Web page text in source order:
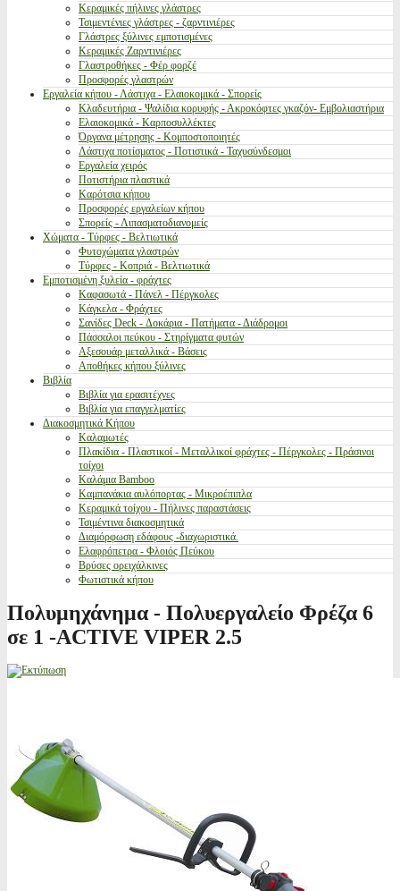
Κεραμικές πήλινες γλάστρες
Τσιμεντένιες γλάστρες - ζαρντινιέρες
Γλάστρες ξύλινες εμποτισμένες
Κεραμικές Ζαρντινιέρες
Γλαστροθήκες - Φέρ φορζέ
Προσφορές γλαστρών
Εργαλεία κήπου - Λάστιχα - Ελαιοκομικά - Σπορείς
Κλαδευτήρια - Ψαλίδια κορυφής - Ακροκόφτες γκαζόν- Εμβολιαστήρια
Ελαιοκομικά - Καρποσυλλέκτες
Όργανα μέτρησης - Κομποστοποιητές
Λάστιχα ποτίσματος - Ποτιστικά - Ταχυσύνδεσμοι
Εργαλεία χειρός
Ποτιστήρια πλαστικά
Καρότσια κήπου
Προσφορές εργαλείων κήπου
Σπορείς - Λιπασματοδιανομείς
Χώματα - Τύρφες - Βελτιωτικά
Φυτοχώματα γλαστρών
Τύρφες - Κοπριά - Βελτιωτικά
Εμποτισμένη ξυλεία - φράχτες
Καφασωτά - Πάνελ - Πέργκολες
Κάγκελα - Φράχτες
Σανίδες Deck - Δοκάρια - Πατήματα - Διάδρομοι
Πάσσαλοι πεύκου - Στηρίγματα φυτών
Αξεσουάρ μεταλλικά - Βάσεις
Αποθήκες κήπου ξύλινες
Βιβλία
Βιβλία για ερασιτέχνες
Βιβλία για επαγγελματίες
Διακοσμητικά Κήπου
Καλαμωτές
Πλακίδια - Πλαστικοί - Μεταλλικοί φράχτες - Πέργκολες - Πράσινοι
τοίχοι
Καλάμια Bamboo
Καμπανάκια αυλόπορτας - Μικροέπιπλα
Κεραμικά τοίχου - Πήλινες παραστάσεις
Τσιμέντινα διακοσμητικά
Διαμόρφωση εδάφους -διαχωριστικά.
Ελαφρόπετρα - Φλοιός Πεύκου
Βρύσες ορειχάλκινες
Φωτιστικά κήπου
Πολυμηχάνημα - Πολυεργαλείο Φρέζα 6
σε 1 -ACTIVE VIPER 2.5